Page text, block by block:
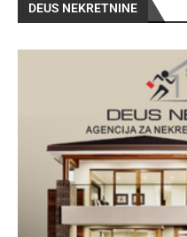
DEUS NEKRETNINE